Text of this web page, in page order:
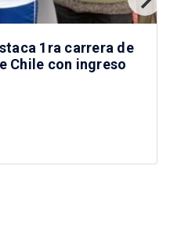
1ra carrera de
Chile con ingreso